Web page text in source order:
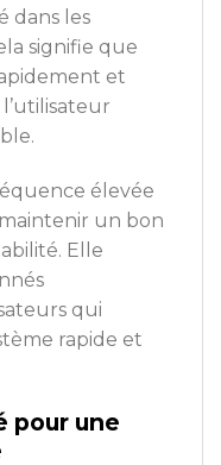
dans les
signifie que
et
élevée
un bon
Elle
qui
rapide et
pour une